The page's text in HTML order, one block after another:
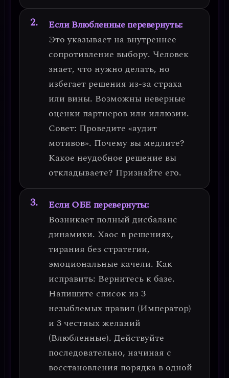
Если Влюбленные перевернуты:
Это указывает на внутреннее
сопротивление выбору. Человек
знает, что нужно делать, но
избегает решения из-за страха
или вины. Возможны неверные
оценки партнеров или иллюзии.
Совет: Проведите «аудит
мотивов». Почему вы медлите?
Какое неудобное решение вы
откладываете? Признайте его.
Если ОБЕ перевернуты:
Возникает полный дисбаланс
динамики. Хаос в решениях,
тирания без стратегии,
эмоциональные качели. Как
исправить: Вернитесь к базе.
Напишите список из 3
незыблемых правил (Император)
и 3 честных желаний
(Влюбленные). Действуйте
последовательно, начиная с
восстановления порядка в одной